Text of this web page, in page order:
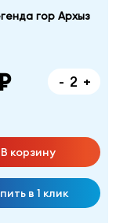
гор Архыз
- +
В корзину
в 1 клик